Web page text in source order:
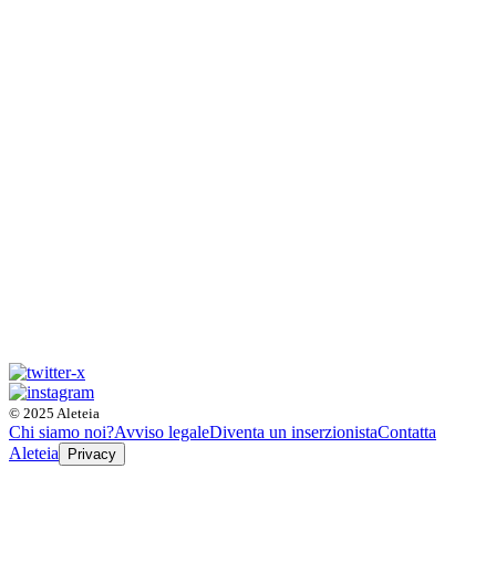
© 2025 Aleteia
Chi siamo noi?Avviso legaleDiventa un inserzionistaContatta
Aleteia
Privacy